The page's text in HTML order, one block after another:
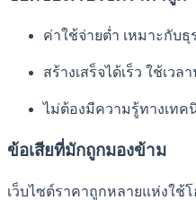
ค่าใช้จ่ายต่ำ เหมาะกับธุ
สร้างเสร็จได้เร็ว ใช้เวล
ไม่ต้องมีความรู้ทางเทค
ข้อเสียที่มักถูกมองข้าม
เว็บไซต์ราคาถูกหลายแห่งใช้